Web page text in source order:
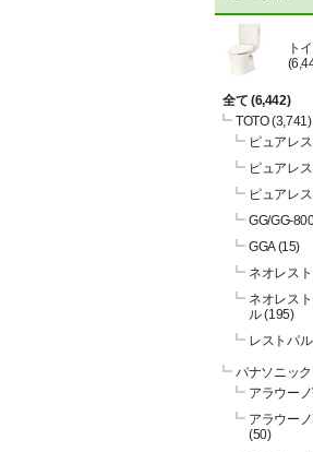
ト
全て (6,442)
TOTO(3,741)
ピュアレ
ピュアレ
ピュアレ
GG/GG-
GGA(15)
ネオレスト
ネオレス
ル(195)
レストパル
パナソニック
アラウー
アラウー
(50)